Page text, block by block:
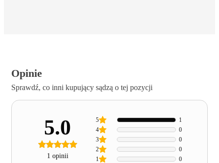
Opinie
Sprawdź, co inni kupujący sądzą o tej pozycji
5.0
1 opinii 1 0
2 0
3 0
4 0
5 1